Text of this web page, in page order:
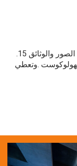
.15 عائلة تمثل بيئات منزلية يهودية مختلفة تعكس الصور والوثائق
الهولوكوست .وتعطي